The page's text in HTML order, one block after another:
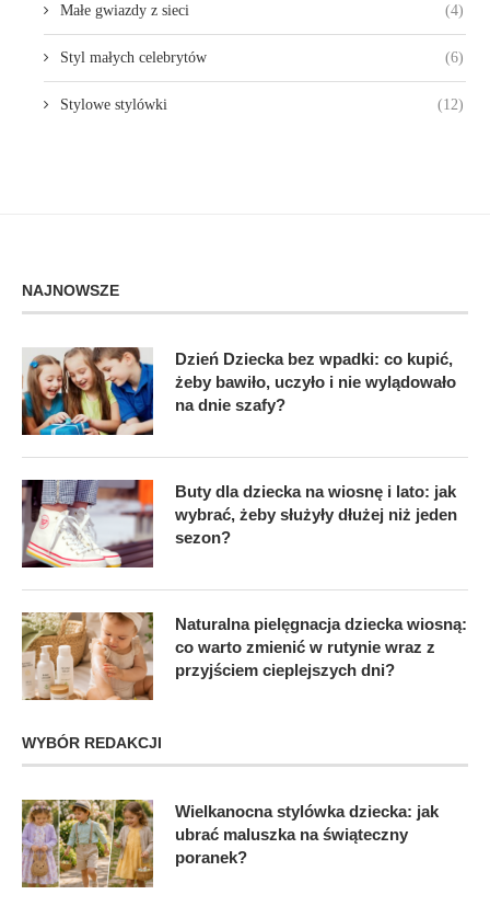
Małe gwiazdy z sieci (4)
Styl małych celebrytów (6)
Stylowe stylówki (12)
NAJNOWSZE
Dzień Dziecka bez wpadki: co kupić,
żeby bawiło, uczyło i nie wylądowało
na dnie szafy?
Buty dla dziecka na wiosnę i lato: jak
wybrać, żeby służyły dłużej niż jeden
sezon?
Naturalna pielęgnacja dziecka wiosną:
co warto zmienić w rutynie wraz z
przyjściem cieplejszych dni?
WYBÓR REDAKCJI
Wielkanocna stylówka dziecka: jak
ubrać maluszka na świąteczny
poranek?